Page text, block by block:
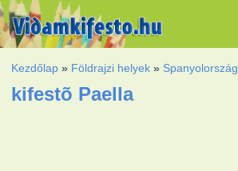
Kezdőlap » Földrajzi helyek » Spanyolország
kifestõ Paella